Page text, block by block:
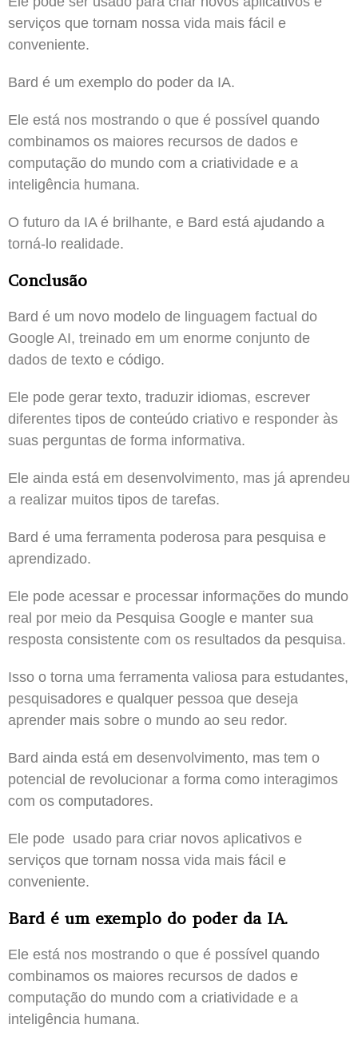
serviços que tornam nossa vida mais fácil e
conveniente.
Bard é um exemplo do poder da IA.
Ele está nos mostrando o que é possível quando
combinamos os maiores recursos de dados e
computação do mundo com a criatividade e a
inteligência humana.
O futuro da IA é brilhante, e Bard está ajudando a
torná-lo realidade.
Conclusão
Bard é um novo modelo de linguagem factual do
Google AI, treinado em um enorme conjunto de
dados de texto e código.
Ele pode gerar texto, traduzir idiomas, escrever
diferentes tipos de conteúdo criativo e responder às
suas perguntas de forma informativa.
Ele ainda está em desenvolvimento, mas já aprendeu
a realizar muitos tipos de tarefas.
Bard é uma ferramenta poderosa para pesquisa e
aprendizado.
Ele pode acessar e processar informações do mundo
real por meio da Pesquisa Google e manter sua
resposta consistente com os resultados da pesquisa.
Isso o torna uma ferramenta valiosa para estudantes,
pesquisadores e qualquer pessoa que deseja
aprender mais sobre o mundo ao seu redor.
Bard ainda está em desenvolvimento, mas tem o
potencial de revolucionar a forma como interagimos
com os computadores.
Ele pode usado para criar novos aplicativos e
serviços que tornam nossa vida mais fácil e
conveniente.
Bard é um exemplo do poder da IA.
Ele está nos mostrando o que é possível quando
combinamos os maiores recursos de dados e
computação do mundo com a criatividade e a
inteligência humana.